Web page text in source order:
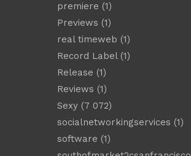
premiere (1)
Previews (1)
real timeweb (1)
Record Label(1)
Release (1)
Reviews (1)
Sexy(7 072)
socialnetworkingservices (1)
software (1)